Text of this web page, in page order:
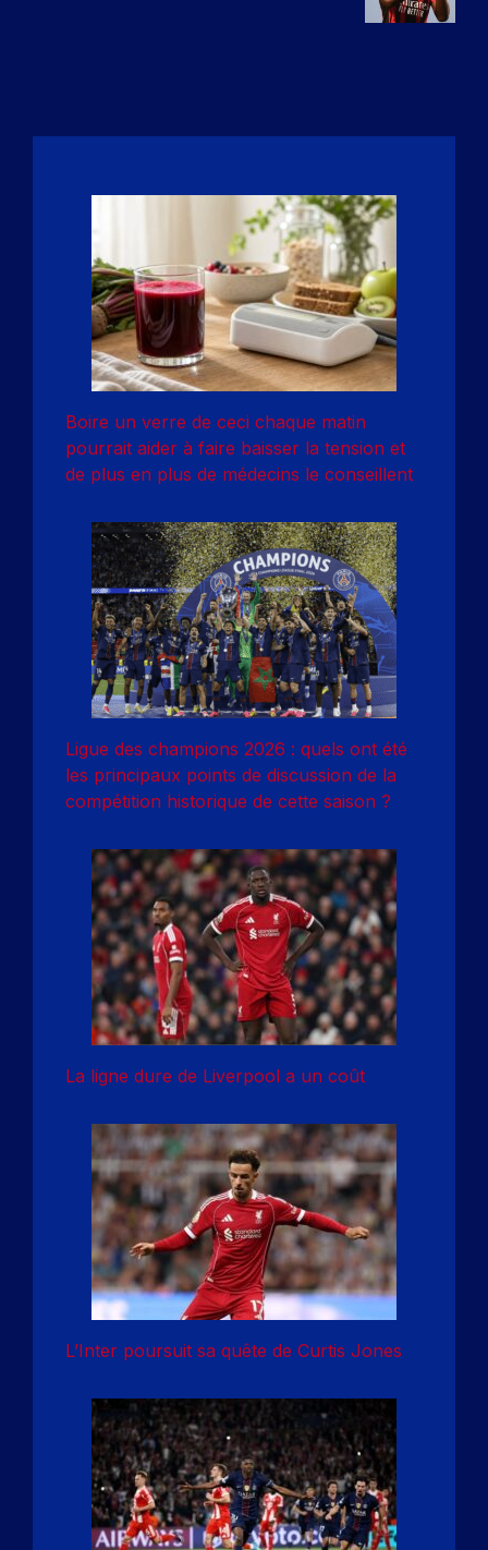
Boire un verre de ceci chaque matin
pourrait aider à faire baisser la tension et
de plus en plus de médecins le conseillent
Ligue des champions 2026 : quels ont été
les principaux points de discussion de la
compétition historique de cette saison ?
La ligne dure de Liverpool a un coût
L’Inter poursuit sa quête de Curtis Jones